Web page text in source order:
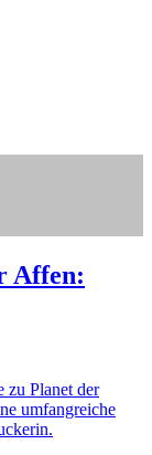
Affen:
zu Planet der
umfangreiche